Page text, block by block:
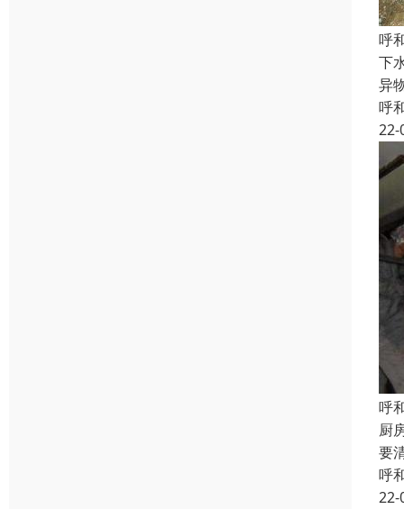
呼
下
异
呼
22-
呼
厨
要
呼
22-